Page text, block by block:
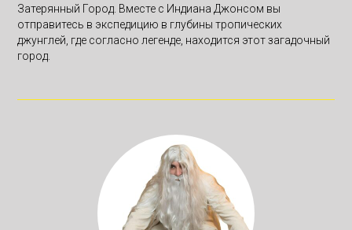
Затерянный Город. Вместе с Индиана Джонсом вы
отправитесь в экспедицию в глубины тропических
джунглей, где согласно легенде, находится этот загадочный
город.